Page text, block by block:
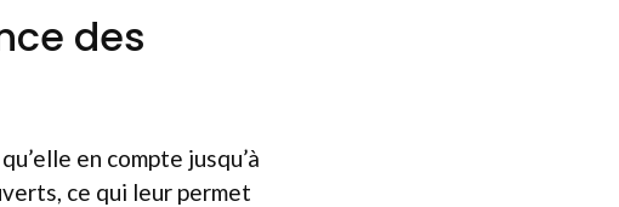
des
en compte jusqu’à
ce qui leur permet